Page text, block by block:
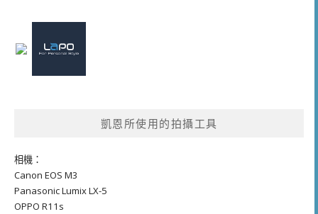
凱恩所使用的拍攝工具
相機：
Canon EOS M3
Panasonic Lumix LX-5
OPPO R11s